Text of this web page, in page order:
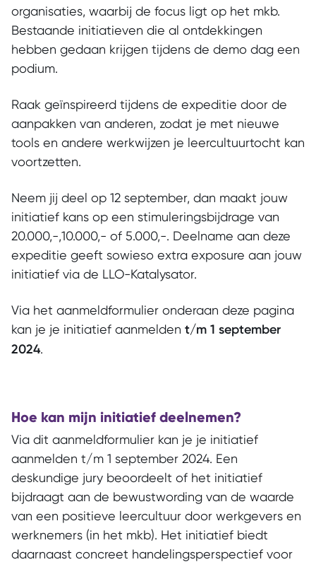
organisaties, waarbij de focus ligt op het mkb.
Bestaande initiatieven die al ontdekkingen
hebben gedaan krijgen tijdens de demo dag een
podium.
Raak geïnspireerd tijdens de expeditie door de
aanpakken van anderen, zodat je met nieuwe
tools en andere werkwijzen je leercultuurtocht kan
voortzetten.
Neem jij deel op 12 september, dan maakt jouw
initiatief kans op een stimuleringsbijdrage van
20.000,-,10.000,- of 5.000,-. Deelname aan deze
expeditie geeft sowieso extra exposure aan jouw
initiatief via de LLO-Katalysator.
Via het aanmeldformulier onderaan deze pagina
kan je je initiatief aanmelden t/m 1 september
2024.
Hoe kan mijn initiatief deelnemen?
Via dit aanmeldformulier kan je je initiatief
aanmelden t/m 1 september 2024. Een
deskundige jury beoordeelt of het initiatief
bijdraagt aan de bewustwording van de waarde
van een positieve leercultuur door werkgevers en
werknemers (in het mkb). Het initiatief biedt
daarnaast concreet handelingsperspectief voor